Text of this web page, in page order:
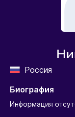
Россия
Биография
Информация